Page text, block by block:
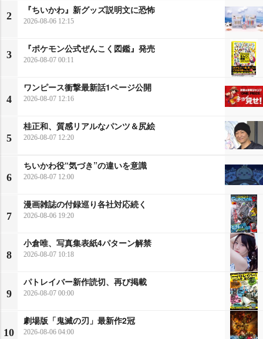
2
『ちいかわ』新グッズ説明文に恐怖
2026-08-06 12:15
3
『ポケモン公式ぜんこく図鑑』発売
2026-08-07 00:11
4
ワンピース衝撃最新話1ページ公開
2026-08-07 12:16
5
桂正和、質感リアルなパンツ＆尻絵
2026-08-07 12:20
6
ちいかわ役“気づき”の違いを意識
2026-08-07 12:00
7
漫画雑誌の付録巡り各社対応続く
2026-08-06 19:20
8
小倉唯、写真集表紙4パターン解禁
2026-08-07 10:18
9
パトレイバー新作読切、再び掲載
2026-08-07 00:00
10
劇場版「鬼滅の刃」最新作2冠
2026-08-06 04:00